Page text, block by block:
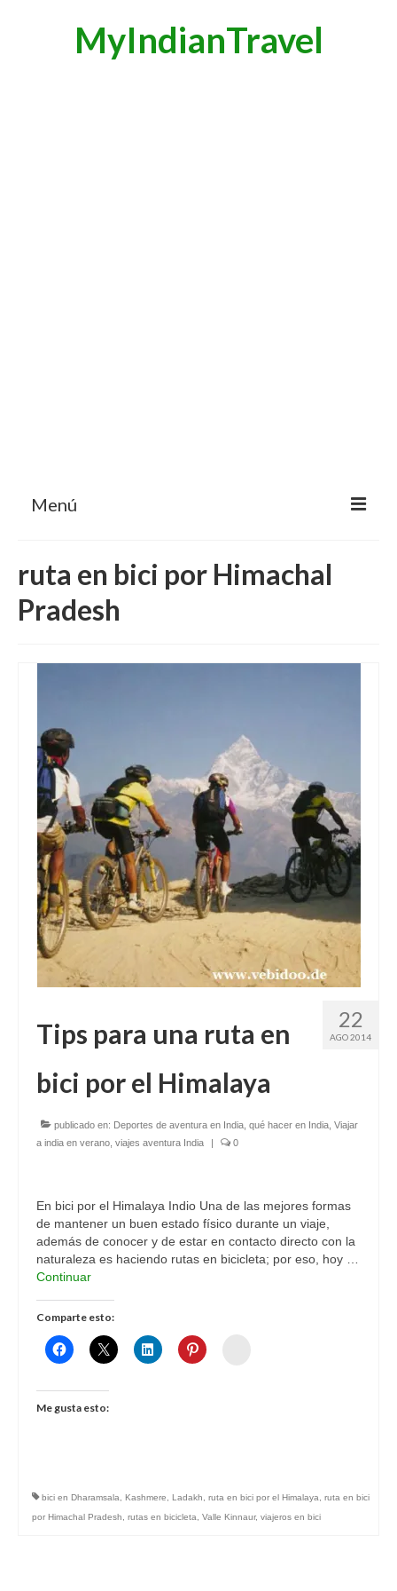
MyIndianTravel
Menú
MI BLOG VIAJES INDIA
AVENTURAS
DESTINOS
CONTACTO
ruta en bici por Himachal
Pradesh
22
AGO 2014
Tips para una ruta en
bici por el Himalaya
publicado en: Deportes de aventura en India qué hacer en India Viajar
a india en verano viajes aventura India | 0
En bici por el Himalaya Indio Una de las mejores formas
de mantener un buen estado físico durante un viaje,
además de conocer y de estar en contacto directo con la
naturaleza es haciendo rutas en bicicleta; por eso, hoy …
Continuar
Comparte esto:
Me gusta esto:
bici en Dharamsala Kashmere Ladakh ruta en bici por el Himalaya
ruta en bici
por Himachal Pradesh
rutas en bicicleta Valle Kinnaur, viajeros en bici